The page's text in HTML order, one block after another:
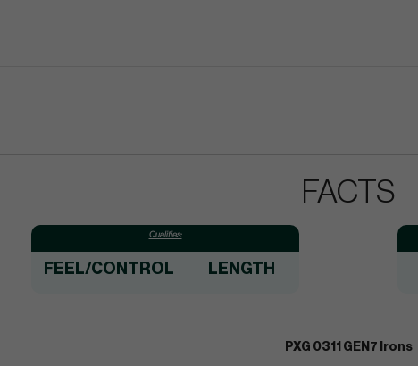
FACTS
Qualities:
FEEL/CONTROL LENGTH
PXG 0311 GEN7 Irons